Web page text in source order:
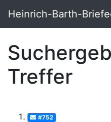
Heinrich-Barth-
Treffer
#752